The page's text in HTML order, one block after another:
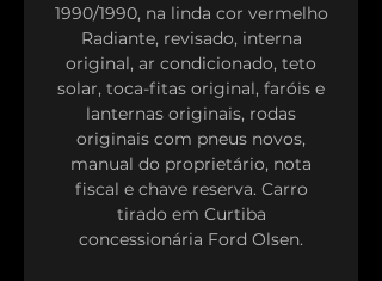
1990/1990, na linda cor vermelho
Radiante, revisado, interna
original, ar condicionado, teto
solar, toca-fitas original, faróis e
lanternas originais, rodas
originais com pneus novos,
manual do proprietário, nota
fiscal e chave reserva. Carro
tirado em Curtiba
concessionária Ford Olsen.